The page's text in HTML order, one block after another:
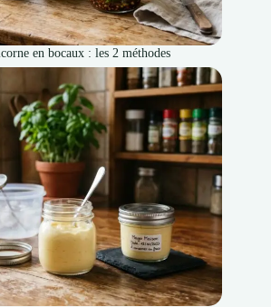
en bocaux : les 2 méthodes